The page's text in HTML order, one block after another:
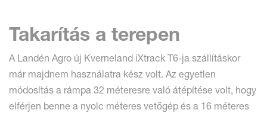
Takarítás a terepen
A Landén Agro új Kverneland iXtrack T6-ja szállításkor
már majdnem használatra kész volt. Az egyetlen
módosítás a rámpa 32 méteresre való átépítése volt, hogy
elférjen benne a nyolc méteres vetőgép és a 16 méteres